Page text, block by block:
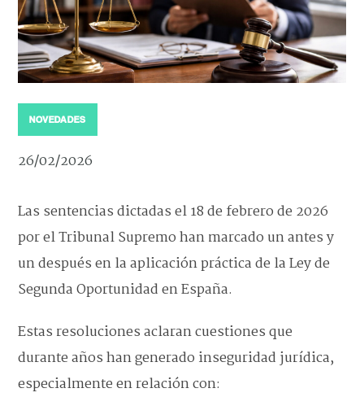
NOVEDADES
26/02/2026
Las sentencias dictadas el 18 de febrero de 2026
por el Tribunal Supremo han marcado un antes y
un después en la aplicación práctica de la Ley de
Segunda Oportunidad en España.
Estas resoluciones aclaran cuestiones que
durante años han generado inseguridad jurídica,
especialmente en relación con: